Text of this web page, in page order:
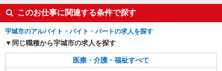
金も即ゲット◎
時給1450円〜2062円 ＜日払い有/週払い有/交
宇城市役所周辺
詳細を見る
このお仕事に関連する条件で探す
宇城市のアルバイト・バイト・パートの求人を探す
同じ職種から宇城市の求人を探す
医療・介護・福祉すべて